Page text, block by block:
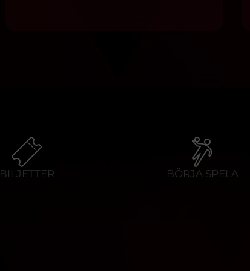
BILJETTER BÖRJA SPELA